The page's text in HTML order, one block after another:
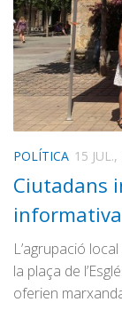
POLÍTICA 15
Ciutadans
informativa
L’agrupació
la plaça de
oferien